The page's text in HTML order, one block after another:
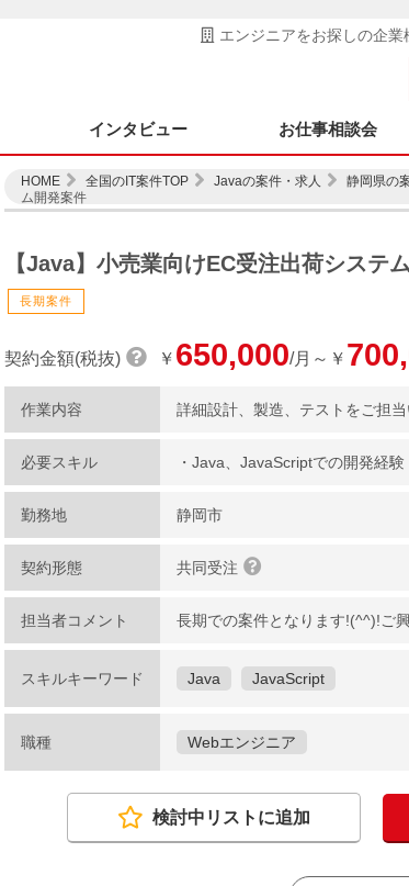
エンジニアをお探しの企業
インタビュー お仕事相談会
HOME 全国のIT案件TOP Javaの案件・求人 静岡県の
ム開発案件
【Java】小売業向けEC受注出荷システ
長期案件
契約金額(税抜) ￥ 650,000/月～￥
作業内容 詳細設計、製造、テストをご担当
必要スキル ・Java、JavaScriptでの開発経験
勤務地 静岡市
契約形態 共同受注
担当者コメント 長期での案件となります!(^^)!ご
スキルキーワード Java JavaScript
職種 Webエンジニア
検討中リストに追加